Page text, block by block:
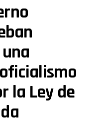
la Ley de